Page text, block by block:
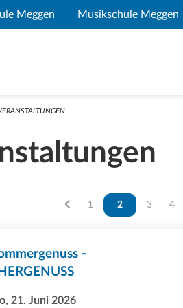
Meggen (External Link)
Musikschule Meggen
Vous êtes sur la page
1 Vous êtes sur la
2 Vous
3 4
-
21. Juni 2026